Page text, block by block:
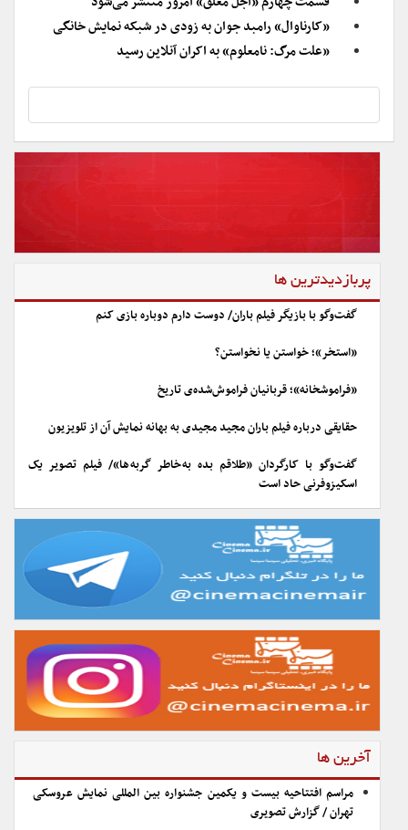
«کارناوال» رامبد جوان به زودی در شبکه نمایش خانگی
«علت مرگ: نامعلوم» به اکران آنلاین رسید
پربازدیدترین ها
گفت‌وگو با بازیگر فیلم باران/ دوست دارم دوباره بازی کنم
«استخر»؛ خواستن یا نخواستن؟
«فراموشخانه»؛ قربانیان فراموش‌شده‌ی تاریخ
حقایقی درباره فیلم باران مجید مجیدی به بهانه نمایش آن از تلویزیون
گفت‌وگو با کارگردان «طلاقم بده به خاطر گربه ها»/ فیلم تصویر یک
اسکیزوفرنی حاد است
آخرین ها
مراسم افتتاحیه بیست و یکمین جشنواره بین المللی نمایش عروسکی
تهران / گزارش تصویری